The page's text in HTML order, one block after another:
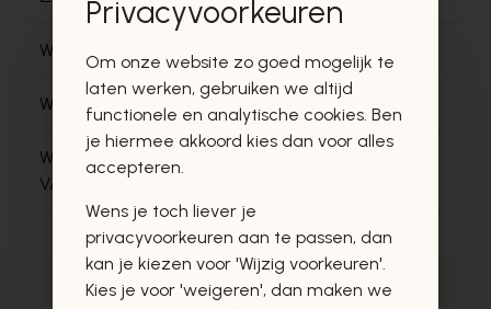
WANNEER KAN IK MIJN LEVERING VERWACHTEN?
WAT ZIJN DE LEVERINGSMOGELIJKHEDEN?
WAT ALS IK NIET THUIS BEN OP HET MOMENT
VAN LEVERING?
Privacyvoorkeuren
Om onze website zo goed mogelijk te
laten werken, gebruiken we altijd
functionele en analytische cookies. Ben
je hiermee akkoord kies dan voor alles
accepteren.
Wens je toch liever je
privacyvoorkeuren aan te passen, dan
kan je kiezen voor 'Wijzig voorkeuren'.
Kies je voor 'weigeren', dan maken we